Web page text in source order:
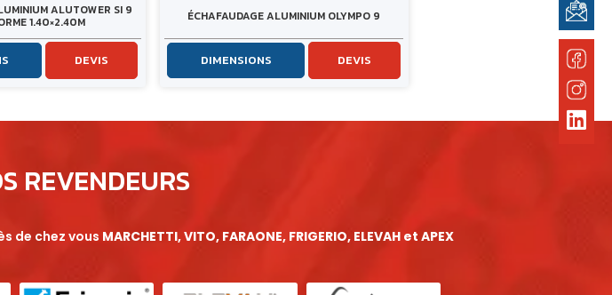
ALUTOWER SI 9
1.40×2.40M
DEVIS
ÉCHAFAUDAGE ALUMINIUM OLYMPO 9
DIMENSIONS DEVIS
REVENDEURS
de chez vous MARCHETTI, VITO, FARAONE, FRIGERIO, ELEVAH et APEX